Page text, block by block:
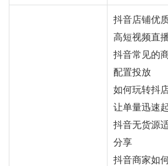
抖音店铺优
高短视频直
抖音常见的
配置投放
如何玩转抖
让单量迅速
抖音无货源
分享
抖音商家如